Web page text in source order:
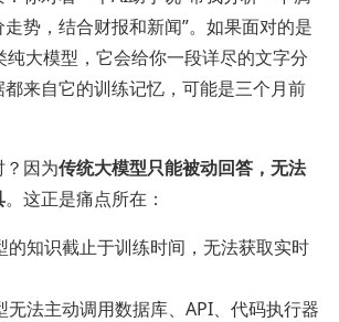
势，结合财报和新闻”。如果面对的是
纯大模型，它会给你一段详尽的文字分
来自它的训练记忆，可能是三个月前
因为传统大模型只能被动回答，无法
。这正是痛点所在：
的知识截止于训练时间，无法获取实时
无法主动调用数据库、API、代码执行器